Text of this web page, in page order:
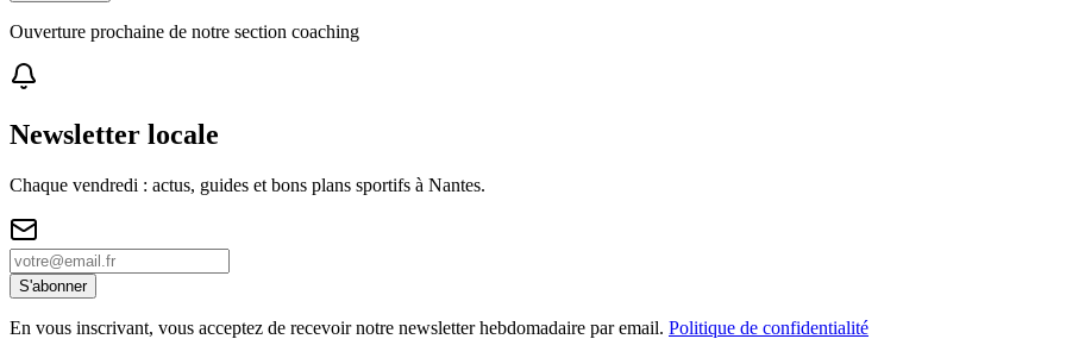
Ouverture prochaine de notre section coaching
Newsletter locale
Chaque vendredi : actus, guides et bons plans sportifs à Nantes.
S'abonner
En vous inscrivant, vous acceptez de recevoir notre newsletter hebdomadaire par email. Politique de confidentialité